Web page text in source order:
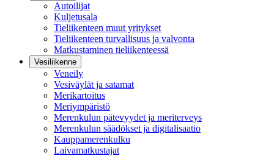
Autoilijat
Kuljetusala
Tieliikenteen muut yritykset
Tieliikenteen turvallisuus ja valvonta
Matkustaminen tieliikenteessä
Vesiliikenne
Veneily
Vesiväylät ja satamat
Merikartoitus
Meriympäristö
Merenkulun pätevyydet ja meriterveys
Merenkulun säädökset ja digitalisaatio
Kauppamerenkulku
Laivamatkustajat